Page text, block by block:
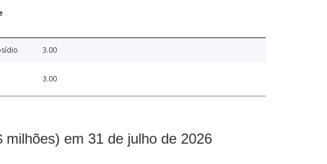
3.00
3.00
em 31 de julho de 2026